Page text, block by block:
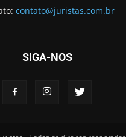
contato@juristas.com.br
SIGA-NOS